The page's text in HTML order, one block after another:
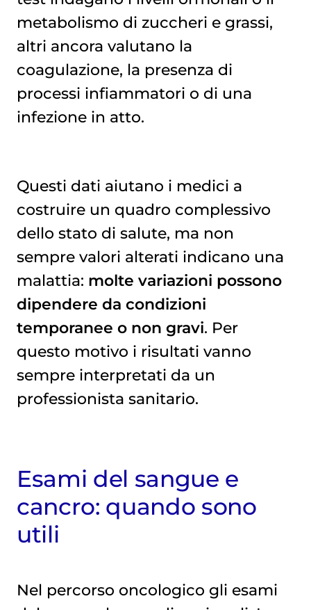
metabolismo di zuccheri e grassi,
altri ancora valutano la
coagulazione, la presenza di
processi infiammatori o di una
infezione in atto.
Questi dati aiutano i medici a
costruire un quadro complessivo
dello stato di salute, ma non
sempre valori alterati indicano una
malattia: molte variazioni possono
dipendere da condizioni
temporanee o non gravi. Per
questo motivo i risultati vanno
sempre interpretati da un
professionista sanitario.
Esami del sangue e
cancro: quando sono
utili
Nel percorso oncologico gli esami